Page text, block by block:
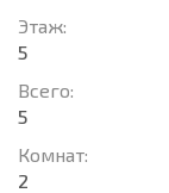
Этаж:
5
Всего:
5
Комнат:
2